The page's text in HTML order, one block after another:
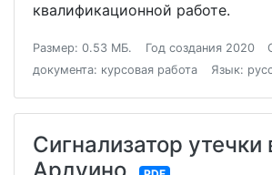
квалификационной работе.
Размер: 0.53 МБ. Год создания 2020
документа: курсовая работа
Язык:
Сигнализатор утечки